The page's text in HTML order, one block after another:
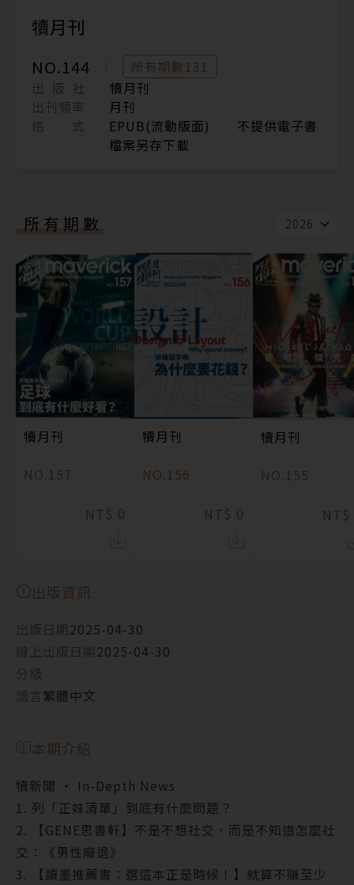
犢月刊
NO.144
所有期數131
出 版 社
犢月刊
出刊頻率
月刊
格 式
EPUB(流動版面) 不提供電子書
檔案另存下載
所有期數 2026
犢月刊
NO.157
NT$ 0
犢月刊
NO.156
NT$ 0
犢月刊
NO.155
NT$
出版資訊
出版日期2025-04-30
線上出版日期2025-04-30
分級
語言繁體中文
本期介紹
犢新聞 ‧ In-Depth News
1. 列「正妹清單」到底有什麼問題？
2. 【GENE思書軒】不是不想社交，而是不知道怎麼社
交：《男性廢退》
3. 【讀墨推薦書：選這本正是時候！】就算不賺至少